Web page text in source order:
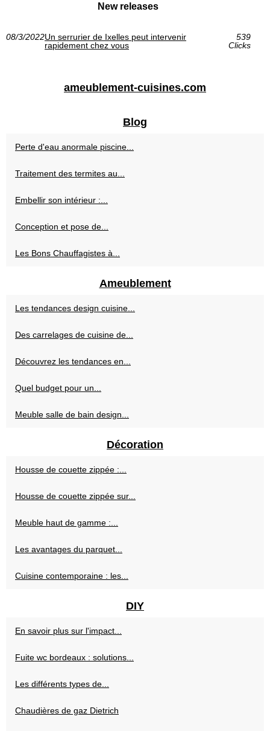
New releases
08/3/2022Un serrurier de Ixelles peut intervenir
rapidement chez vous
539
Clicks
ameublement-cuisines.com
Blog
Perte d'eau anormale piscine...
Traitement des termites au...
Embellir son intérieur :...
Conception et pose de...
Les Bons Chauffagistes à...
Ameublement
Les tendances design cuisine...
Des carrelages de cuisine de...
Découvrez les tendances en...
Quel budget pour un...
Meuble salle de bain design...
Décoration
Housse de couette zippée :...
Housse de couette zippée sur...
Meuble haut de gamme :...
Les avantages du parquet...
Cuisine contemporaine : les...
DIY
En savoir plus sur l'impact...
Fuite wc bordeaux : solutions...
Les différents types de...
Chaudières de gaz Dietrich